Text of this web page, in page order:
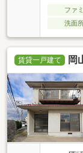
ファ
洗面
賃貸一戸建て 岡